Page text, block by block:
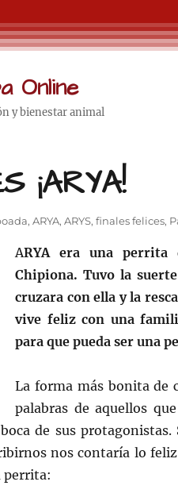
Online
y bienestar animal
¡ARYA!
, ARYA, ARYS, finales felices,
ARYA era una perrita
Chipiona. Tuvo la
cruzara con ella y la
vive feliz con una
para que pueda ser una
La forma más bonita de
palabras de aquellos
de sus
nos contaría lo
perrita: